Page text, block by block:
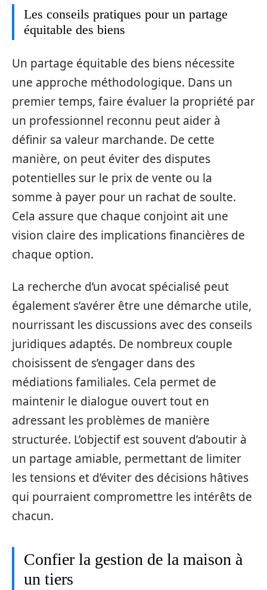
Les conseils pratiques pour un partage
équitable des biens
Un partage équitable des biens nécessite
une approche méthodologique. Dans un
premier temps, faire évaluer la propriété par
un professionnel reconnu peut aider à
définir sa valeur marchande. De cette
manière, on peut éviter des disputes
potentielles sur le prix de vente ou la
somme à payer pour un rachat de soulte.
Cela assure que chaque conjoint ait une
vision claire des implications financières de
chaque option.
La recherche d’un avocat spécialisé peut
également s’avérer être une démarche utile,
nourrissant les discussions avec des conseils
juridiques adaptés. De nombreux couple
choisissent de s’engager dans des
médiations familiales. Cela permet de
maintenir le dialogue ouvert tout en
adressant les problèmes de manière
structurée. L’objectif est souvent d’aboutir à
un partage amiable, permettant de limiter
les tensions et d’éviter des décisions hâtives
qui pourraient compromettre les intérêts de
chacun.
Confier la gestion de la maison à
un tiers